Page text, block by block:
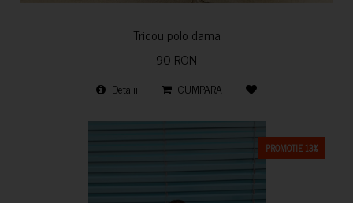
Tricou polo dama
90 RON
Detalii CUMPARA
PROMOTIE 13%